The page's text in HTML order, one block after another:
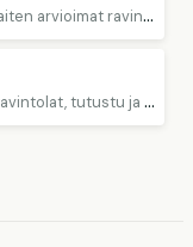
V
uonna 2024 asiakkaiden parhaiten arvioimat ravintolat
L
istasimme lounasta tarjoavat ravintolat, tutustu ja varaa!